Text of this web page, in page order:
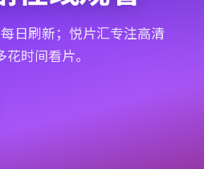
日刷新；悦片汇专注高清
时间看片。